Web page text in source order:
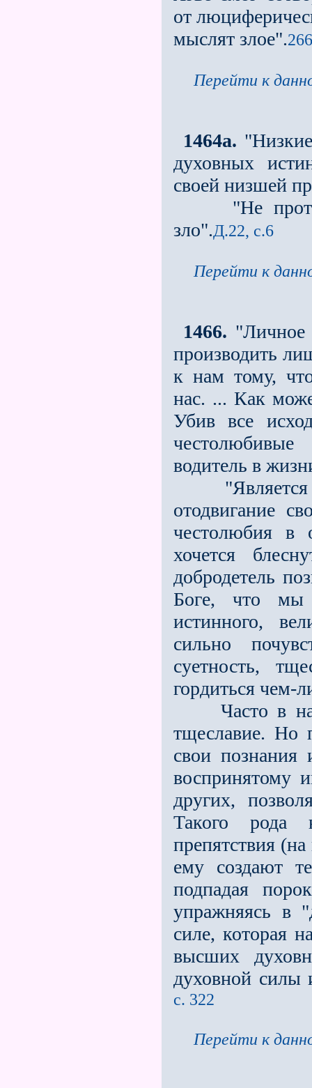
от
мыслят злое".
Перейти к
1464a.
духовных
своей низшей
"Не
зло".Д.22, с.6
Перейти к
1466. "Личное
производить
к нам тому,
нас. ... Как
Убив все
водитель в
"Является
отодвигание
честолюбия в
хочется
добродетель
Боге, что мы
истинного,
сильно
суетность,
гордиться чем-
Часто в
тщеславие. Но
свои
воспринятому
других,
Такого рода
препятствия
ему создают
подпадая
упражняясь в
силе, которая
высших
духовной силы
с. 322
Перейти к